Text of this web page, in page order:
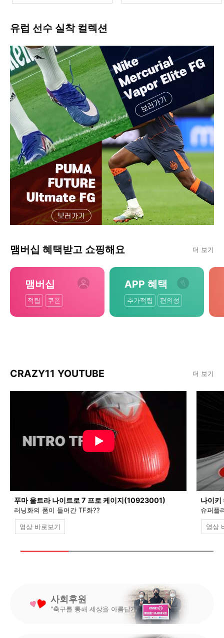
유럽 선수 실착 컬렉션
맴버십 혜택받고 쇼핑해요 더 보기
맴버십
적립 쿠폰
APP 혜택
추가적립 편의성
CRAZY11 YOUTUBE 더 보기
푸마 울트라 나이트로 7 프로 케이지(10923001)
러닝화의 폼이 들어간 TF화??
영상 바로보기
나이
슈퍼플
영상
사회후원
"축구를 통해 세상을 아름답게"